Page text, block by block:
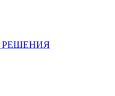
РЕШЕНИЯ